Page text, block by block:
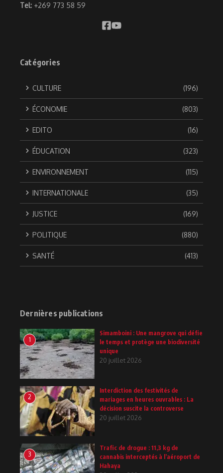
Tel: +269 773 58 59
Catégories
CULTURE (196)
ÉCONOMIE (803)
EDITO (16)
ÉDUCATION (323)
ENVIRONNEMENT (115)
INTERNATIONALE (35)
JUSTICE (169)
POLITIQUE (880)
SANTÉ (413)
Dernières publications
1
Simamboini : Une mangrove qui défie
le temps et protège une biodiversité
unique
20 juillet 2026
2
Interdiction des festivités de
mariages en heures ouvrables : La
décision suscite la controverse
20 juillet 2026
3
Trafic de drogue : 11,3 kg de
cannabis interceptés à l’aéroport de
Hahaya